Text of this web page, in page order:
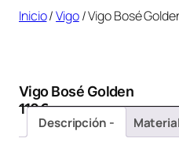
Inicio/Vigo/ Vigo Bosé
Vigo Bosé Golden
110€
Descripción